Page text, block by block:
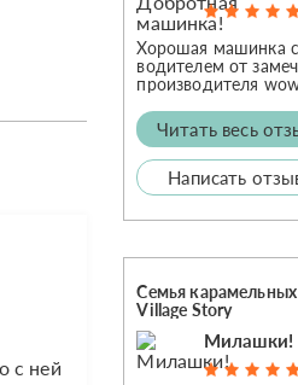
с ней
Хорошая машинка
водителем от
производителя
Читать весь
Написать
Семья карамельных
Village Story
Милашки!